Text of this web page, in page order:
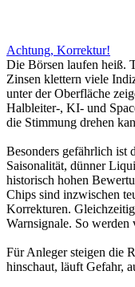
Achtung, Korrektur!
Die Börsen laufen heiß.
Zinsen klettern viele
unter der Oberfläche
Halbleiter-, KI- und
die Stimmung drehen
Besonders gefährlich ist
Saisonalität, dünner
historisch hohen
Chips sind inzwischen
Korrekturen.
Warnsignale. So werden
Für Anleger steigen die
hinschaut, läuft Gefahr,